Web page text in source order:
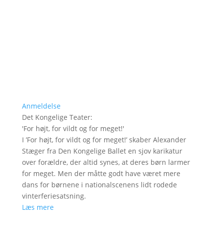
Anmeldelse
Det Kongelige Teater:
'For højt, for vildt og for meget!'
I ’For højt, for vildt og for meget!’ skaber Alexander
Stæger fra Den Kongelige Ballet en sjov karikatur
over forældre, der altid synes, at deres børn larmer
for meget. Men der måtte godt have været mere
dans for børnene i nationalscenens lidt rodede
vinterferiesatsning.
Læs mere